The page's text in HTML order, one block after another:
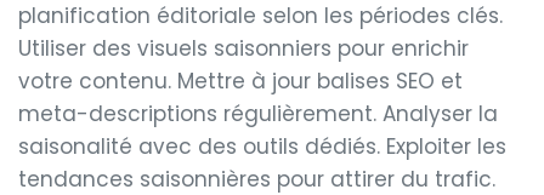
planification éditoriale selon les périodes clés.
Utiliser des visuels saisonniers pour enrichir
votre contenu. Mettre à jour balises SEO et
meta-descriptions régulièrement. Analyser la
saisonalité avec des outils dédiés. Exploiter les
tendances saisonnières pour attirer du trafic.